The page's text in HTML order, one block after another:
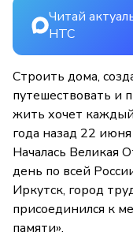
Читай
НТС
Строить дома,
путешествовать и
жить хочет
года назад 22
Началась Великая
день по всей
Иркутск, город
присоединился к
памяти».